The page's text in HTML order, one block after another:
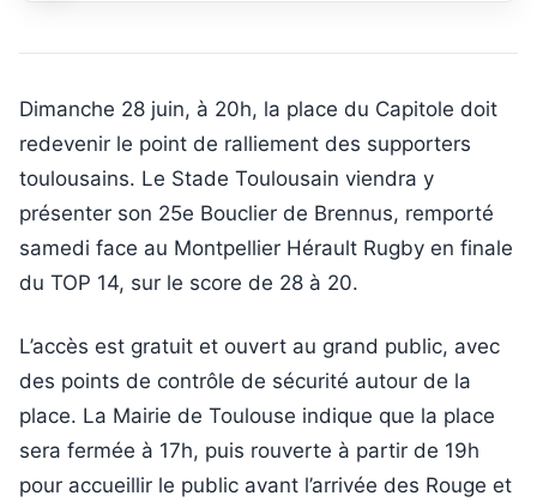
Dimanche 28 juin, à 20h, la place du Capitole doit
redevenir le point de ralliement des supporters
toulousains. Le Stade Toulousain viendra y
présenter son 25e Bouclier de Brennus, remporté
samedi face au Montpellier Hérault Rugby en finale
du TOP 14, sur le score de 28 à 20.
L’accès est gratuit et ouvert au grand public, avec
des points de contrôle de sécurité autour de la
place. La Mairie de Toulouse indique que la place
sera fermée à 17h, puis rouverte à partir de 19h
pour accueillir le public avant l’arrivée des Rouge et